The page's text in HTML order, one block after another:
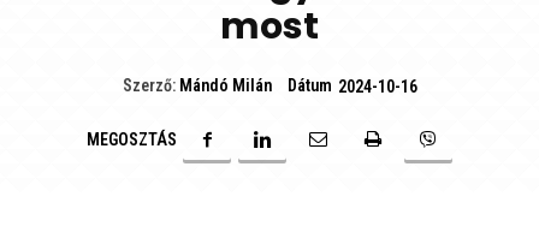
most
Szerző: Mándó Milán Dátum 2024-10-16
MEGOSZTÁS